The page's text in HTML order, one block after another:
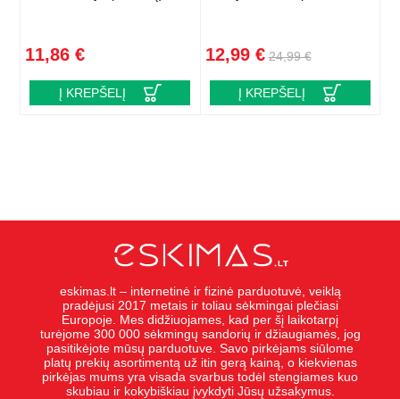
11,86 €
Į KREPŠELĮ
12,99 € 24,99 €
Į KREPŠELĮ
eskimas.lt – internetinė ir fizinė parduotuvė, veiklą
pradėjusi 2017 metais ir toliau sėkmingai plečiasi
Europoje. Mes didžiuojames, kad per šį laikotarpį
turėjome 300 000 sėkmingų sandorių ir džiaugiamės, jog
pasitikėjote mūsų parduotuve. Savo pirkėjams siūlome
platų prekių asortimentą už itin gerą kainą, o kiekvienas
pirkėjas mums yra visada svarbus todėl stengiames kuo
skubiau ir kokybiškiau įvykdyti Jūsų užsakymus.